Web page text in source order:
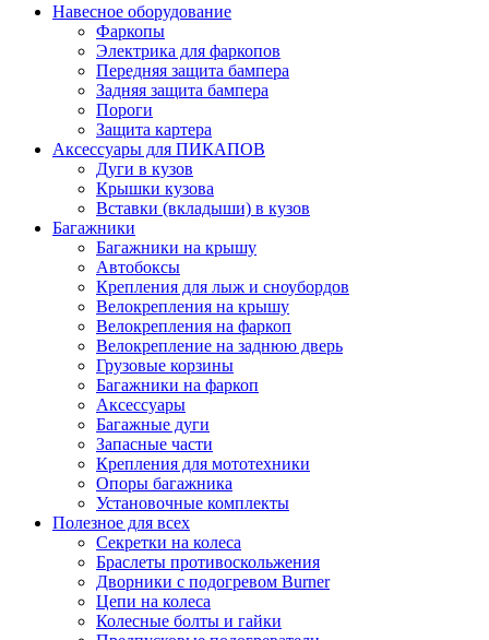
Навесное оборудование
Фаркопы
Электрика для фаркопов
Передняя защита бампера
Задняя защита бампера
Пороги
Защита картера
Аксессуары для ПИКАПОВ
Дуги в кузов
Крышки кузова
Вставки (вкладыши) в кузов
Багажники
Багажники на крышу
Автобоксы
Крепления для лыж и сноубордов
Велокрепления на крышу
Велокрепления на фаркоп
Велокрепление на заднюю дверь
Грузовые корзины
Багажники на фаркоп
Аксессуары
Багажные дуги
Запасные части
Крепления для мототехники
Опоры багажника
Установочные комплекты
Полезное для всех
Секретки на колеса
Браслеты противоскольжения
Дворники с подогревом Burner
Цепи на колеса
Колесные болты и гайки